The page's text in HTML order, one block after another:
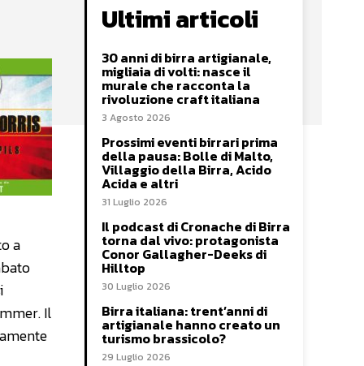
a
Il
Ultimi articoli
30 anni di birra artigianale,
migliaia di volti: nasce il
murale che racconta la
rivoluzione craft italiana
3 Agosto 2026
Prossimi eventi birrari prima
della pausa: Bolle di Malto,
Villaggio della Birra, Acido
Acida e altri
31 Luglio 2026
Il podcast di Cronache di Birra
torna dal vivo: protagonista
Conor Gallagher-Deeks di
Hilltop
30 Luglio 2026
Birra italiana: trent’anni di
artigianale hanno creato un
turismo brassicolo?
29 Luglio 2026